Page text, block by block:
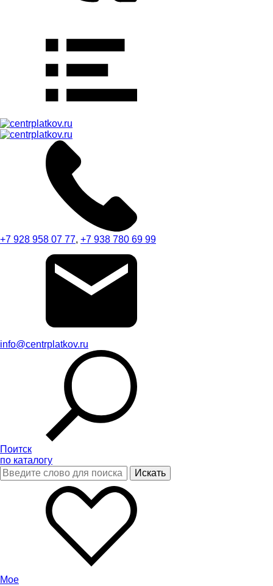
+7 928 958 07 77, +7 938 780 69 99
info@centrplatkov.ru
Поитск
по каталогу
Мое